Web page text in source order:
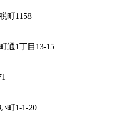
町1158
通1丁目13-15
町1-1-20